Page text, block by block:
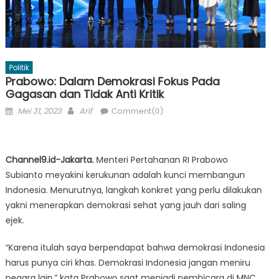
Politik
Prabowo: Dalam Demokrasi Fokus Pada
Gagasan dan Tidak Anti Kritik
Posted
Mei 31, 2023 Author
Arif Comment(0)
Channel9.id-Jakarta.Menteri Pertahanan RI Prabowo
Subianto meyakini kerukunan adalah kunci membangun
Indonesia. Menurutnya, langkah konkret yang perlu dilakukan
yakni menerapkan demokrasi sehat yang jauh dari saling
ejek.
“Karena itulah saya berpendapat bahwa demokrasi Indonesia
harus punya ciri khas. Demokrasi Indonesia jangan meniru